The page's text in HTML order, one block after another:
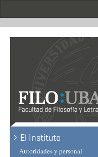
.
El Instituto
Autoridades y personal